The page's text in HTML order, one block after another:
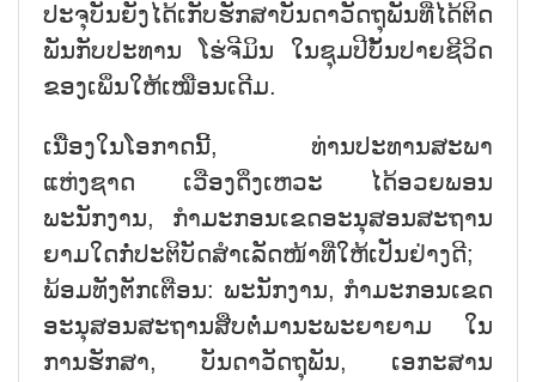
ປະຈຸບັນຍັງໄດ້ເກັບຮັກສາບັນດາວັດຖຸພັນທີ່ໄດ້ຕິດ
ພັນກັບປະທານ ໂຮ່ຈີມິນ ໃນຊຸມປີບັ້ນປາຍຊີວິດ
ຂອງເພິ່ນໃຫ້ເໝືອນເດີມ.
ເນື່ອງໃນໂອກາດນີ້, ທ່ານປະທານສະພາ
ແຫ່ງຊາດ ເວືອງດິ່ງເຫວະ ໄດ້ອວຍພອນ
ພະນັກງານ, ກຳມະກອນເຂດອະນຸສອນສະຖານ
ຍາມໃດກໍ່ປະຕິບັດສຳເລັດໜ້າທີ່ໃຫ້ເປັນຢ່າງດີ;
ພ້ອມທັງຕັກເຕືອນ: ພະນັກງານ, ກຳມະກອນເຂດ
ອະນຸສອນສະຖານສືບຕໍ່ມານະພະຍາຍາມ ໃນ
ການຮັກສາ, ບັນດາວັດຖຸພັນ, ເອກະສານ